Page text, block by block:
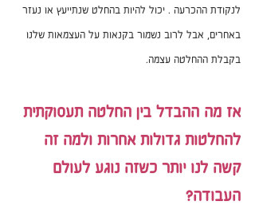
לנקודת ההכרעה . יכול להיות בהחלט שנתייעץ או נעזר
באחרים, אבל לרוב נשמור בקנאות על העצמאות שלנו
בקבלת ההחלטה עצמה.
אז מה ההבדל בין החלטה תעסוקתית
להחלטות גדולות אחרות ולמה זה
קשה לנו יותר כשזה נוגע לעולם
העבודה?